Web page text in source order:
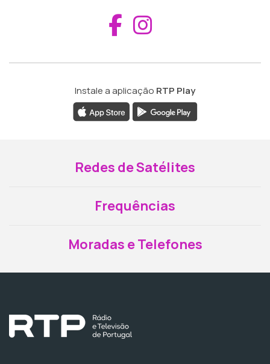
Aceder ao
Instale a aplicação RTP Play
Redes de Satélites
Frequências
Moradas e Telefones